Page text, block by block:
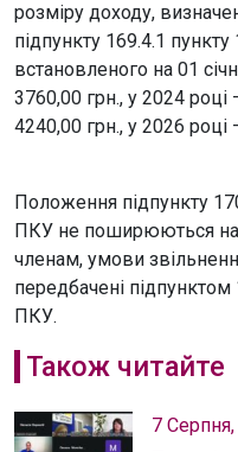
розміру доходу,
підпункту 169.4.1
встановленого на 01
3760,00 грн., у 2024 році
4240,00 грн., у 2026
Положення підпункту
ПКУ не поширюються на
членам, умови
передбачені підпунктом
ПКУ.
Також читайте
7